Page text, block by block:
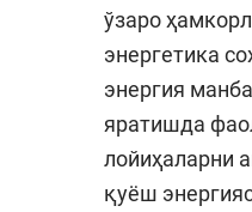
ўзаро
энергетика
энергия
яратишда
лойиҳаларни
қуёш